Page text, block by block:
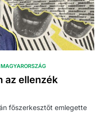
MAGYARORSZÁG
az ellenzék
főszerkesztőt emlegette